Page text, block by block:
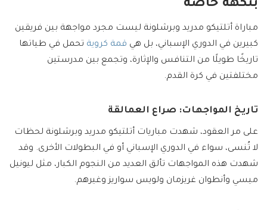
بنكهة خاصة
مباراة أتلتيكو مدريد وبرشلونة ليست مجرد مواجهة بين فريقين
كبيرين في الدوري الإسباني، بل هي قمة كروية تحمل في طياتها
تاريخًا طويلًا من التنافس والإثارة، وتجمع بين مدرستين
مختلفتين في كرة القدم.
تاريخ المواجهات: صراع العمالقة
على مر العقود، شهدت مباريات أتلتيكو مدريد وبرشلونة لحظات
لا تُنسى، سواء في الدوري الإسباني أو في البطولات الأخرى. وقد
شهدت هذه المواجهات تألق العديد من النجوم الكبار، مثل ليونيل
ميسي وأنطوان غريزمان ولويس سواريز وغيرهم.